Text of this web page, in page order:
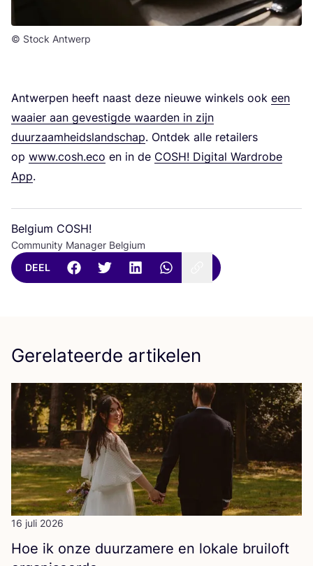
© Stock Antwerp
Ant­wer­pen heeft naast deze nieu­we win­kels ook een
waai­er aan geves­tig­de waar­den in zijn
duur­zaam­heids­land­schap. Ont­dek alle retai­lers
op www.cosh.eco en in de COSH! Digi­tal Ward­ro­be
App.
Belgium COSH!
Community Manager Belgium
DEEL
Gerelateerde artikelen
16 juli 2026
Hoe ik onze duur­za­me­re en loka­le brui­loft